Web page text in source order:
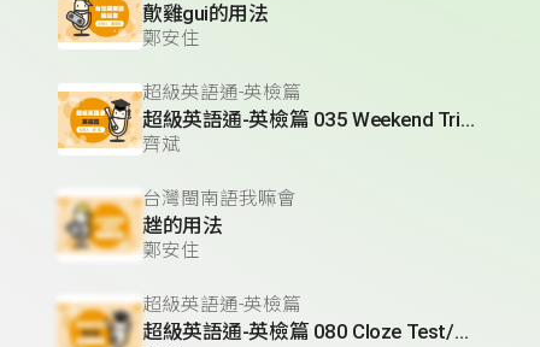
歕雞gui的用法
鄭安住
超級英語通-英檢篇
超級英語通-英檢篇 035 Weekend Trip- 週末旅遊
齊斌
台灣閩南語我嘛會
趖的用法
鄭安住
超級英語通-英檢篇
超級英語通-英檢篇 080 Cloze Test/段落-10